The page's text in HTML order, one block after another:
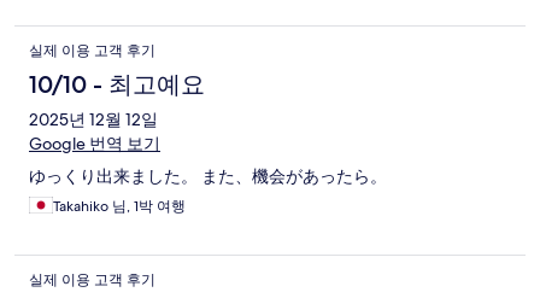
실제 이용 고객 후기
10/10 - 최고예요
2025년 12월 12일
Google 번역 보기
ゆっくり出来ました。 また、機会があったら。
Takahiko 님, 1박 여행
실제 이용 고객 후기